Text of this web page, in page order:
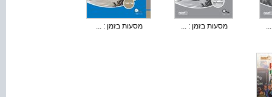
מסעות בזמן : ... מסעות בזמן : ...